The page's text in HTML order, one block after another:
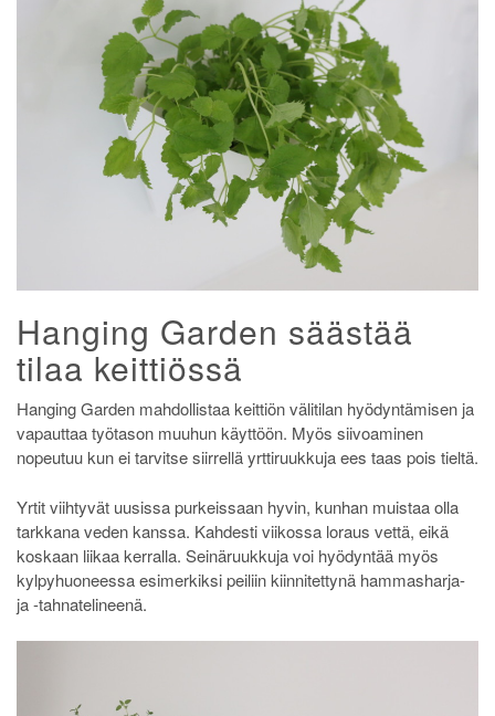
Hanging Garden säästää
tilaa keittiössä
Hanging Garden mahdollistaa keittiön välitilan hyödyntämisen ja
vapauttaa työtason muuhun käyttöön. Myös siivoaminen
nopeutuu kun ei tarvitse siirrellä yrttiruukkuja ees taas pois tieltä.
Yrtit viihtyvät uusissa purkeissaan hyvin, kunhan muistaa olla
tarkkana veden kanssa. Kahdesti viikossa loraus vettä, eikä
koskaan liikaa kerralla. Seinäruukkuja voi hyödyntää myös
kylpyhuoneessaesimerkiksipeiliin kiinnitettynä hammasharja-
ja -tahnatelineenä.